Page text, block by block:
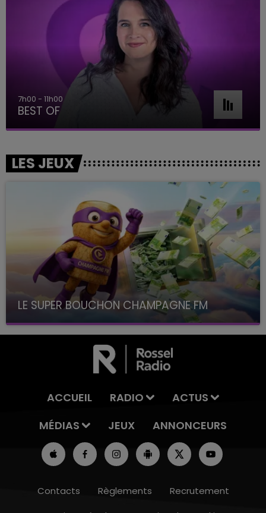
7h00 - 11h00
BEST OF
LES JEUX
LE SUPER BOUCHON CHAMPAGNE FM
avec La Famille Champagne FM, à 8H10
ACCUEIL RADIO
ACTUS
MÉDIAS
JEUX ANNONCEURS
Contacts Règlements
Recrutement